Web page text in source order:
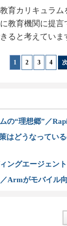
育カリキュラム
教育機関に提
ると考えていま
1 2 3 4
の“理想郷”／
はどうなってい
ングエージェン
Armがモバイル